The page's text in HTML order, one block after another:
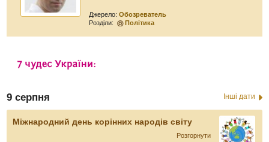
Джерело:Обозреватель
Розділи:
Політика
9 серпня Інші дати
Міжнародний день корінних народів світу
Розгорнути